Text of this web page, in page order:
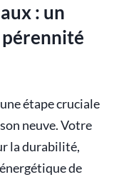
: un
étape cruciale
neuve. Votre
la durabilité,
de